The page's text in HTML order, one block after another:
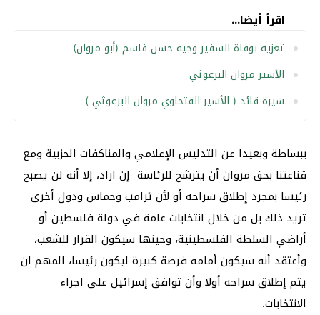
اقرأ أيضا...
تعزية بوفاة السفير وجيه حسن قاسم (أبو مروان)
الأسير مروان البرغوثي
سيرة قائد ( الأسير الفتحاوي مروان البرغوثي )
ببساطة وبعيدا عن التدليس الإعلامي والمناكفات الحزبية ومع
قناعتنا بحق مروان أن يترشح للرئاسة إن اراد، إلا أنه لن يصبح
رئيسا بمجرد إطلاق سراحه أو لأن ترامب وحماس ودول أخرى
تريد ذلك بل من خلال انتخابات عامة في دولة فلسطين أو
أراضي السلطة الفلسطينية، وحينها سيكون القرار للشعب،
وأعتقد أنه سيكون أمامه فرصة كبيرة ليكون رئيسا، المهم ان
يتم إطلاق سراحه أولا وأن توافق إسرائيل على اجراء
الانتخابات.